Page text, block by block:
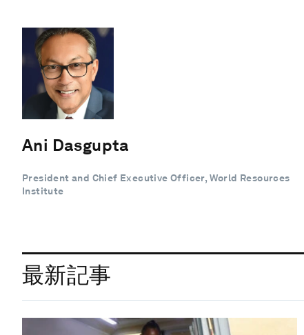
Ani Dasgupta
President and Chief Executive Officer, World Resources
Institute
最新記事